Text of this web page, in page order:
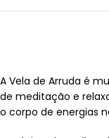
A Vela de Arruda é
de meditação e
o corpo de energias